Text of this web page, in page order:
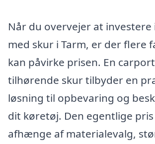
Når du overvejer at
med skur i Tarm, er der flere
kan påvirke prisen. En
tilhørende skur tilbyder en
løsning til opbevaring og
dit køretøj. Den egentlige
afhænge af materialevalg,